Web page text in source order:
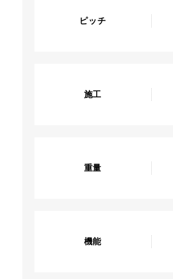
ピッチ
施工
重量
機能